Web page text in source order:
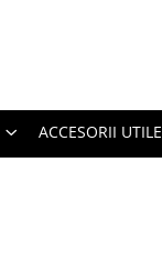
ACCESORII UTILE